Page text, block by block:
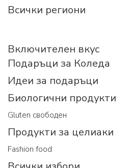
Всички региони
Включителен вкус
Подаръци за Коледа
Идеи за подаръци
Биологични продукти
Gluten свободен
Продукти за целиаки
Fashion food